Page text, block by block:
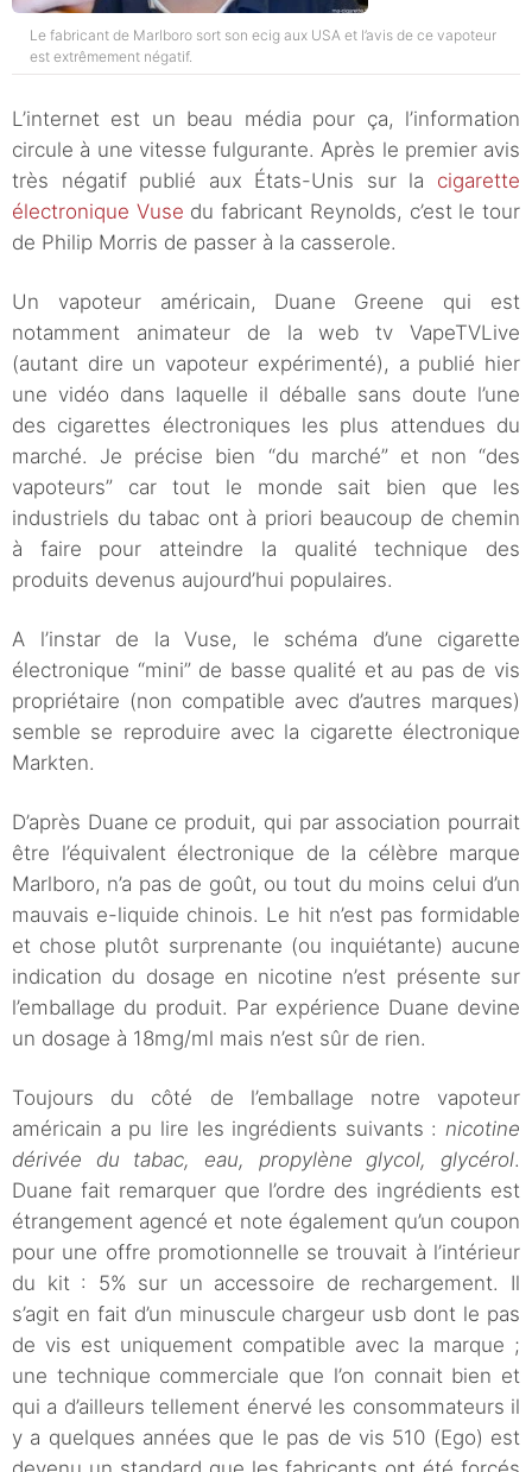
Le fabricant de Marlboro sort son ecig aux USA et l’avis de ce vapoteur
est extrêmement négatif.
L’internet est un beau média pour ça, l’information
circule à une vitesse fulgurante. Après le premier avis
très négatif publié aux États-Unis sur la cigarette
électronique Vuse du fabricant Reynolds, c’est le tour
de Philip Morris de passer à la casserole.
Un vapoteur américain, Duane Greene qui est
notamment animateur de la web tv VapeTVLive
(autant dire un vapoteur expérimenté), a publié hier
une vidéo dans laquelle il déballe sans doute l’une
des cigarettes électroniques les plus attendues du
marché. Je précise bien “du marché” et non “des
vapoteurs” car tout le monde sait bien que les
industriels du tabac ont à priori beaucoup de chemin
à faire pour atteindre la qualité technique des
produits devenus aujourd’hui populaires.
A l’instar de la Vuse, le schéma d’une cigarette
électronique “mini” de basse qualité et au pas de vis
propriétaire (non compatible avec d’autres marques)
semble se reproduire avec la cigarette électronique
Markten.
D’après Duane ce produit, qui par association pourrait
être l’équivalent électronique de la célèbre marque
Marlboro, n’a pas de goût, ou tout du moins celui d’un
mauvais e-liquide chinois. Le hit n’est pas formidable
et chose plutôt surprenante (ou inquiétante) aucune
indication du dosage en nicotine n’est présente sur
l’emballage du produit. Par expérience Duane devine
un dosage à 18mg/ml mais n’est sûr de rien.
Toujours du côté de l’emballage notre vapoteur
américain a pu lire les ingrédients suivants : nicotine
dérivée du tabac, eau, propylène glycol, glycérol.
Duane fait remarquer que l’ordre des ingrédients est
étrangement agencé et note également qu’un coupon
pour une offre promotionnelle se trouvait à l’intérieur
du kit : 5% sur un accessoire de rechargement. Il
s’agit en fait d’un minuscule chargeur usb dont le pas
de vis est uniquement compatible avec la marque ;
une technique commerciale que l’on connait bien et
qui a d’ailleurs tellement énervé les consommateurs il
y a quelques années que le pas de vis 510 (Ego) est